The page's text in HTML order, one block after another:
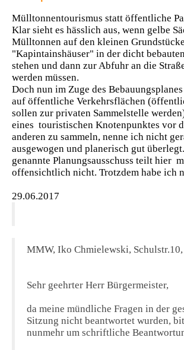
Mülltonnentourismus statt öffentliche
Klar sieht es hässlich aus, wenn gelbe
Mülltonnen auf den kleinen
"Kapintainshäuser" in der dicht
stehen und dann zur Abfuhr an die
werden müssen.
Doch nun im Zuge des
auf öffentliche Verkehrsflächen
sollen zur privaten Sammelstelle
eines touristischen Knotenpunktes vor
anderen zu sammeln, nenne ich nicht
ausgewogen und planerisch gut
genannte Planungsausschuss teilt hier
offensichtlich nicht. Trotzdem habe ich
29.06.2017
MMW, Iko Chmielewski,
Sehr geehrter Herr Bürgermeister,
da meine mündliche Fragen in der
Sitzung nicht beantwortet wurden,
nunmehr um schriftliche